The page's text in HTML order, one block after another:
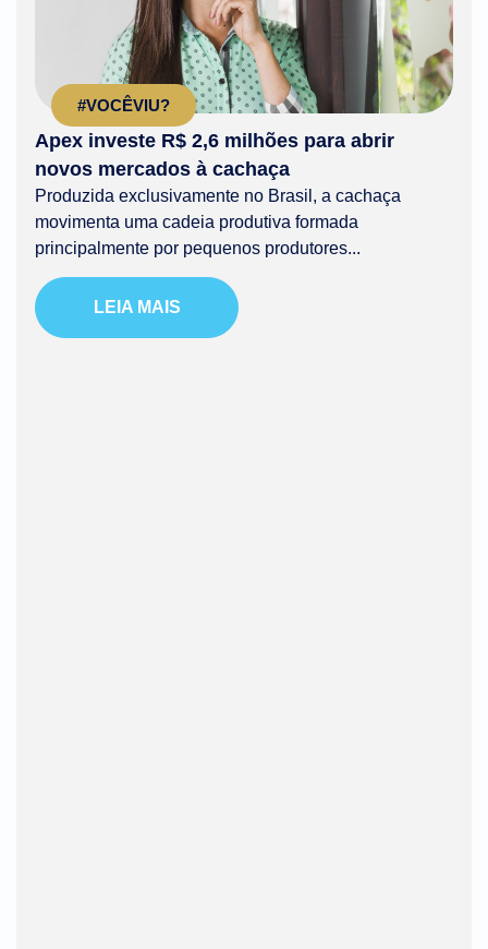
#VOCÊVIU?
Apex investe R$ 2,6 milhões para abrir
novos mercados à cachaça
Produzida exclusivamente no Brasil, a cachaça
movimenta uma cadeia produtiva formada
principalmente por pequenos produtores...
LEIA MAIS